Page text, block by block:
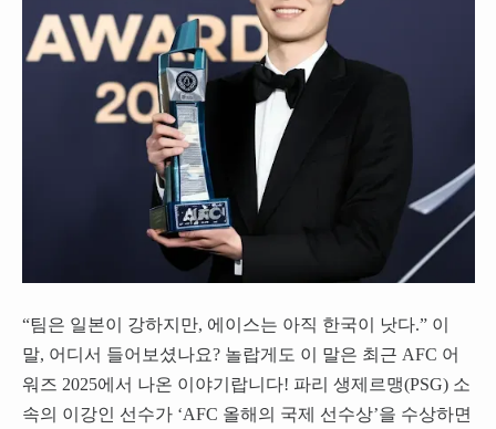
“팀은 일본이 강하지만, 에이스는 아직 한국이 낫다.” 이
말, 어디서 들어보셨나요? 놀랍게도 이 말은 최근 AFC 어
워즈 2025에서 나온 이야기랍니다! 파리 생제르맹(PSG) 소
속의 이강인 선수가 ‘AFC 올해의 국제 선수상’을 수상하면